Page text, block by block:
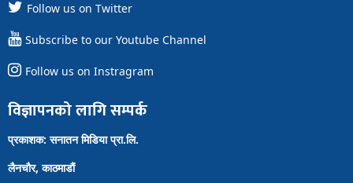
Follow us on Twitter
Subscribe to our Youtube Channel
Follow us on Instragram
विज्ञापनको लागि सम्पर्क
प्रकाशक: सनातन मिडिया प्रा.लि.
लैनचौर, काठमाडौं